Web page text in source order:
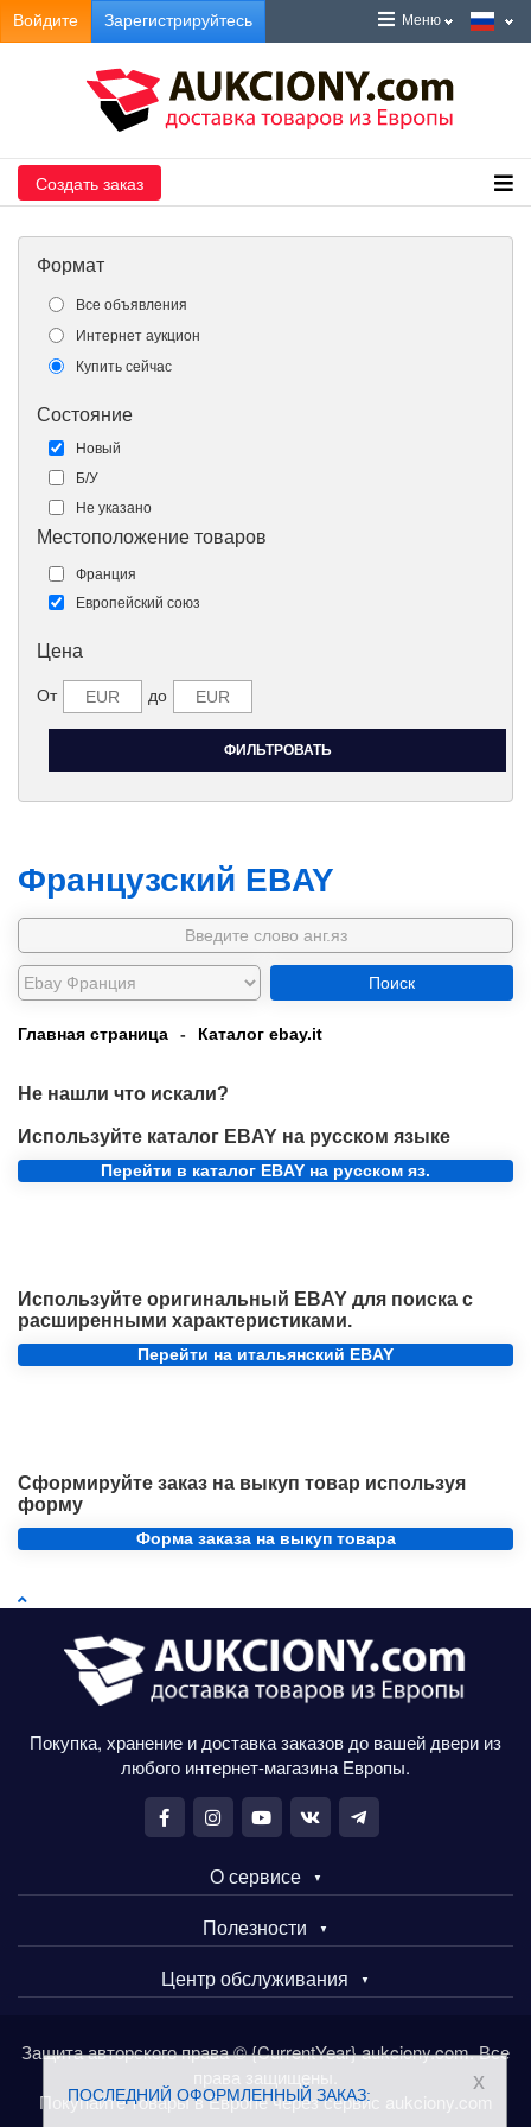
ПОСЛЕДНИЙ ОФОРМЛЕННЫЙ ЗАКАЗ:
x
Войдите Зарегистрируйтесь Меню
Создать заказ
Формат
Все объявления
Интернет аукцион
Купить сейчас
Состояние
Новый
Б/У
Не указано
Местоположение товаров
Франция
Европейский союз
Цена
От до
Французский EBAY
Поиск
Главная страница - Каталог ebay.it
Не нашли что искали?
Используйте каталог EBAY на русском языке
Перейти в каталог EBAY на русском яз.
Используйте оригинальный EBAY для поиска с
расширенными характеристиками.
Перейти на итальянский EBAY
Сформируйте заказ на выкуп товар используя
форму
Форма заказа на выкуп товара
Покупка, хранение и доставка заказов до вашей двери из
любого интернет-магазина Европы.
О сервисе
Полезности
Центр обслуживания
Защита авторского права © {CurrentYear} aukciony.com. Все
Покупайте товары в Европе через сервис aukciony.com